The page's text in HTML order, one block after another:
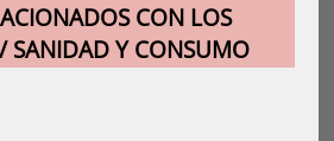
CON LOS
SANIDAD Y CONSUMO